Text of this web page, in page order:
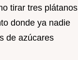
tirar tres plátanos
donde ya nadie
de azúcares